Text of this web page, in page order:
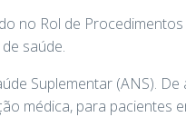
no Rol de Procedimentos
saúde.
Suplementar (ANS).
médica, para pacientes